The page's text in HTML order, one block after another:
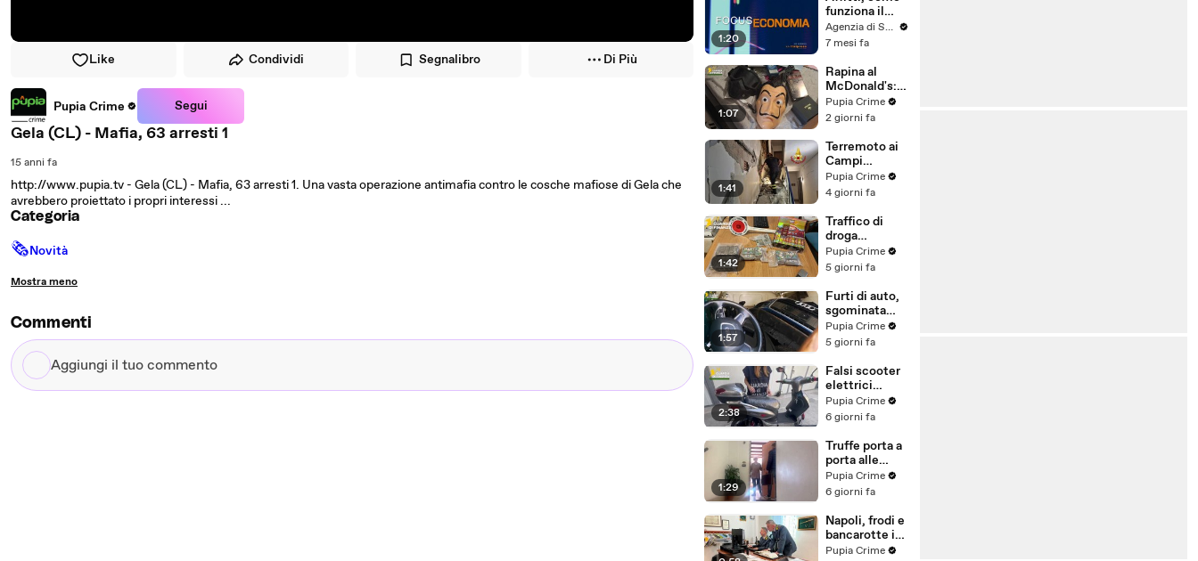
Like Condividi Segnalibro Di Più
Pupia Crime Segui
Gela (CL) - Mafia, 63 arresti 1
15 anni fa
http://www.pupia.tv - Gela (CL) - Mafia, 63 arresti 1. Una vasta operazione antimafia contro le cosche mafiose di Gela che
avrebbero proiettato i propri interessi ...
Categoria
🗞Novità
Mostra meno
Commenti
Aggiungi
il
1:20
funziona il
canone
concordato
Agenzia di Stampa ITALPRESS
7 mesi fa
1:07
Rapina al
McDonald's:
cinque arresti,
due indagati
spaccio di
droga
(03.08.26)
Pupia Crime
2 giorni fa
1:41
Terremoto ai
Campi
Flegrei: 250
sfollati e 21
residenti
chiedono
certezze sul
futuro
(01.08.26)
Pupia Crime
4 giorni fa
1:42
Traffico di
droga
"ispirato" da
serie tv e trap:
(31.07.26)
Pupia Crime
5 giorni fa
1:57
Furti di auto,
sgominata
banda
specializzata:
(31.07.26)
Pupia Crime
5 giorni fa
2:38
Falsi scooter
elettrici
venduti come
e-bike:
5 milioni
(30.07.26)
Pupia Crime
6 giorni fa
1:29
Truffe porta a
porta alle
anziane: in 6 a
processo,
vittime in
tutta Italia
(30.07.26)
Pupia Crime
6 giorni fa
Napoli, frodi e
bancarotte in
commercio
Pupia Crime